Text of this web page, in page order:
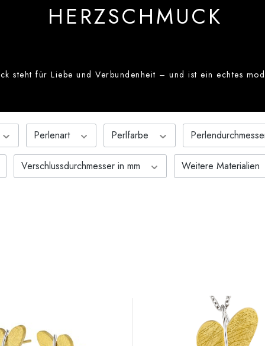
HERZSCHMUCK
steht für Liebe und Verbundenheit – und ist ein echtes
Perlenart Perlfarbe
Verschlussdurchmesser in mm Weitere Materialien